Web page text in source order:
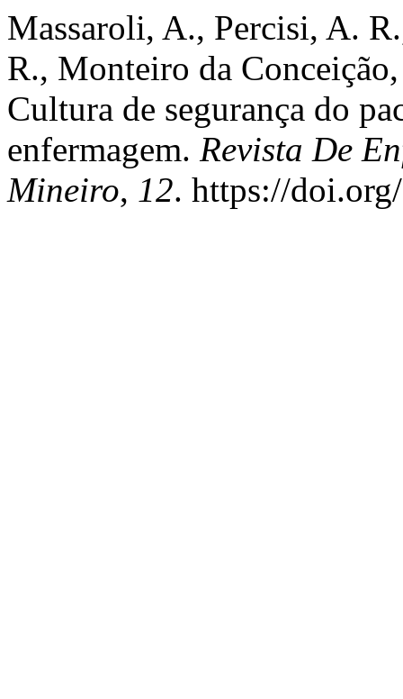
Massaroli, A., Percisi, A.
R., Monteiro da
Cultura de segurança do
enfermagem. Revista De
Mineiro, 12. https://